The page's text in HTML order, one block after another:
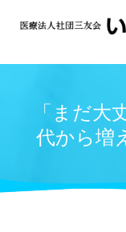
外来診療
胃カメラ・大腸
健康診断・検査
交通アクセ
「まだ大
代から増